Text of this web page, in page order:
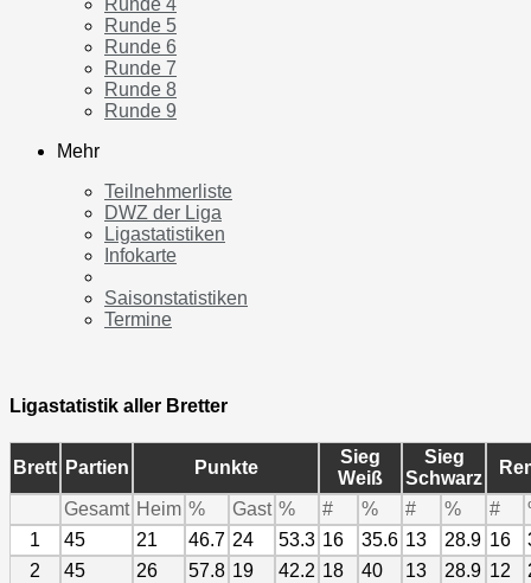
Runde 5
Runde 6
Runde 7
Runde 8
Runde 9
Mehr
Teilnehmerliste
DWZ der Liga
Ligastatistiken
Infokarte
Saisonstatistiken
Termine
Ligastatistik aller Bretter
Brett Partien Punkte
Sieg
Weiß
Sieg
Schwarz
Gesamt Heim % Gast % # % # % #
1
45 21 46.7 24 53.3 16 35.6 13 28.9 16
2
45 26 57.8 19 42.2 18 40 13 28.9 12